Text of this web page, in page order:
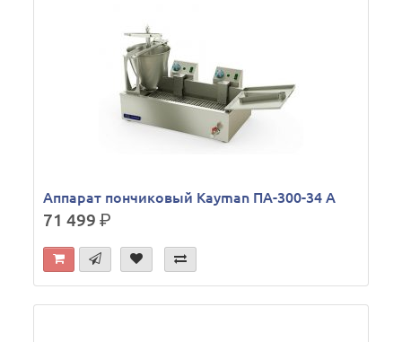
Аппарат пончиковый Kayman ПА-300-34 А
71 499р.